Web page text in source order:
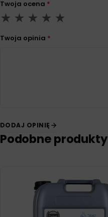
Twoja ocena *
Twoja opinia *
DODAJ OPINIĘ
Podobne produkty